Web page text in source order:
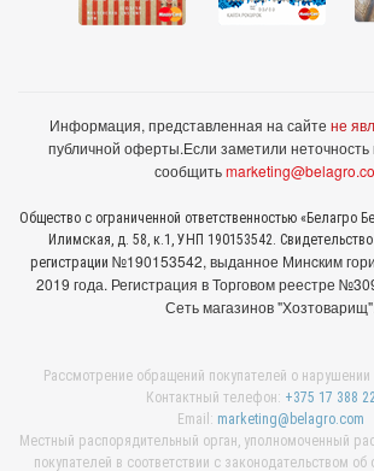
Информация, представленная на сайте не
публичной оферты.Если заметили
сообщить
Общество с ограниченной ответственностью «Белагро
Илимская, д. 58, к.1, УНП 190153542.
регистрации №190153542, выданное Минcким
2019 года. Регистрация в Торговом реестре
Сеть магазинов "Хозтоварищ".
Рассмотрение обращений покупателей о
Контактный телефон: +375 17 388
Email: marketing@belagro.com
Местный распорядительный орган, уполномоченный
покупателей в соответствии с законодательством